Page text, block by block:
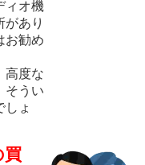
ィオ機
があり
お勧め
高度な
そうい
しょ
買